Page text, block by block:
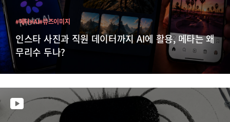
인스타 사진과 직원 데이터까지 AI에 활용, 메타는 왜
무리수 두나?
#메타#AI#뮤즈이미지